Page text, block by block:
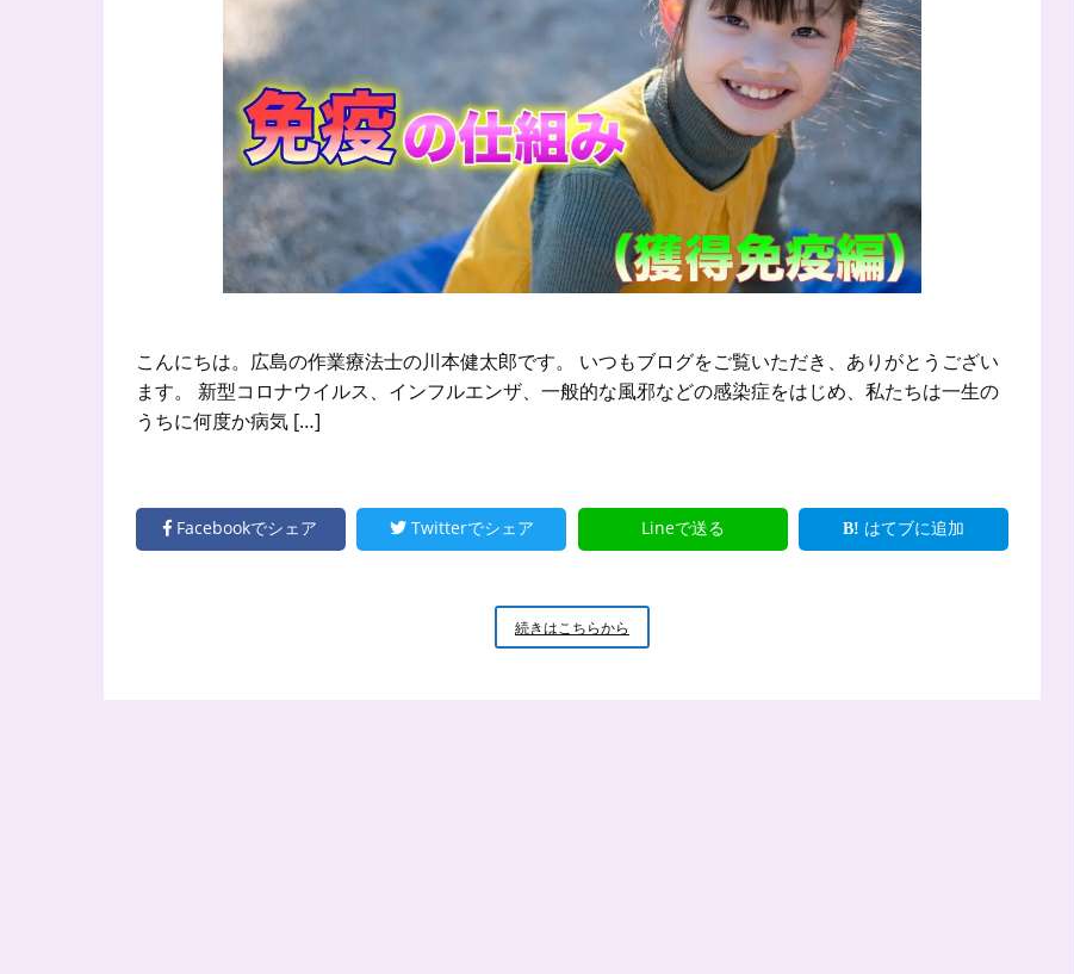
こんにちは。広島の作業療法士の川本健太郎です。 いつもブログをご覧いただき、ありがとうござい
ます。 新型コロナウイルス、インフルエンザ、一般的な風邪などの感染症をはじめ、私たちは一生の
うちに何度か病気 […]
Facebookでシェア Twitterでシェア Lineで送る はてブに追加
続きはこちらから
と